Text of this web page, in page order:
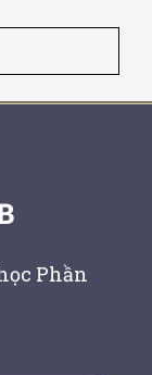
Phần